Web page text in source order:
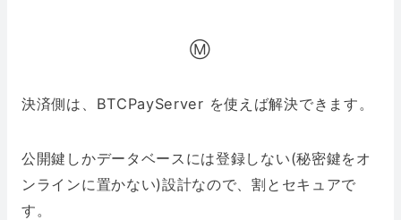
Ⓜ️
決済側は、BTCPayServer を使えば解決できます。
公開鍵しかデータベースには登録しない(秘密鍵をオ
ンラインに置かない)設計なので、割とセキュアで
す。